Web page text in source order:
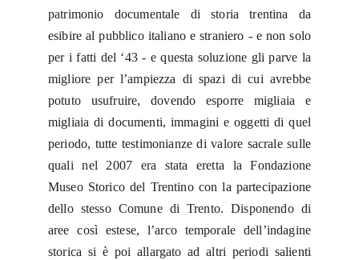
patrimonio documentale di storia trentina da
esibire al pubblico italiano e straniero - e non solo
per i fatti del ‘43 - e questa soluzione gli parve la
migliore per l’ampiezza di spazi di cui avrebbe
potuto usufruire, dovendo esporre migliaia e
migliaia di documenti, immagini e oggetti di quel
periodo, tutte testimonianze di valore sacrale sulle
quali nel 2007 era stata eretta la Fondazione
Museo Storico del Trentino con la partecipazione
dello stesso Comune di Trento. Disponendo di
aree così estese, l’arco temporale dell’indagine
storica si è poi allargato ad altri periodi salienti